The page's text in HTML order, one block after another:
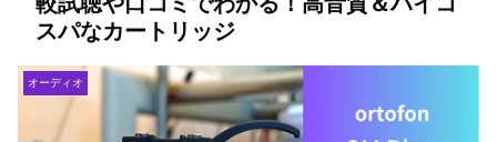
スパなカートリッジ
オーディオ